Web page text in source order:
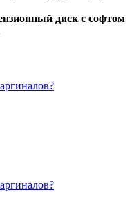
диск с софтом